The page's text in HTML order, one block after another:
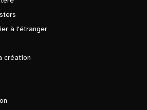
à l'étranger
création